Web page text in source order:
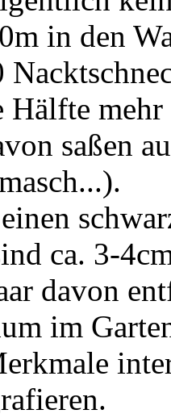
in den
Hälfte
saßen
ca. 3-
davon
im